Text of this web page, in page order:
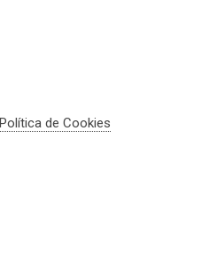
Política de Cookies